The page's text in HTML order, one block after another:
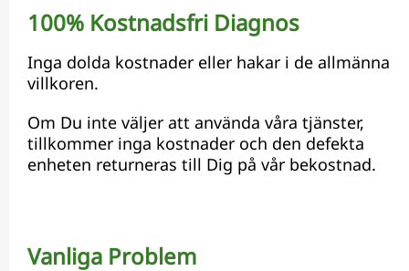
100% Kostnadsfri Diagnos
Inga dolda kostnader eller hakar i de allmänna
villkoren.
Om Du inte väljer att använda våra tjänster,
tillkommer inga kostnader och den defekta
enheten returneras till Dig på vår bekostnad.
Vanliga Problem